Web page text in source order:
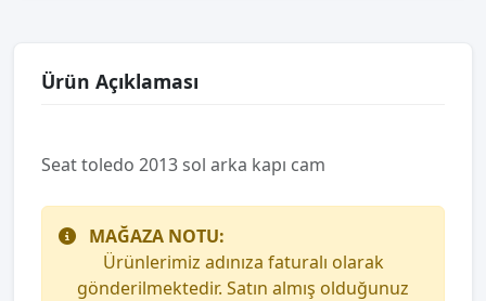
Ürün Açıklaması
Seat toledo 2013 sol arka kapı cam
MAĞAZA NOTU:
Ürünlerimiz adınıza faturalı olarak
gönderilmektedir. Satın almış olduğunuz